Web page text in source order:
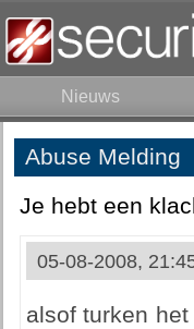
Nieuws
Abuse Melding
Je hebt een
05-08-2008,
alsof turken